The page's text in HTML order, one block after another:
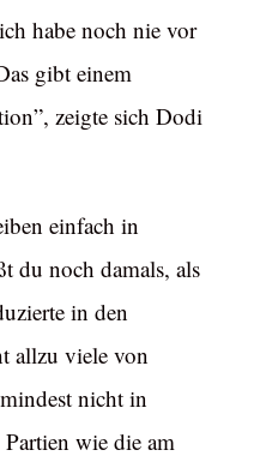
habe noch nie vor
gibt einem
zeigte sich Dodi
einfach in
du noch damals, als
in den
allzu viele von
nicht in
wie die am